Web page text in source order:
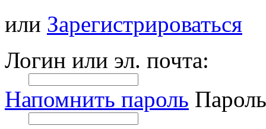
или Зарегистрироваться
Логин или эл. почта:
Напомнить пароль